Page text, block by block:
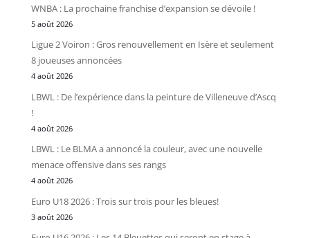
WNBA : La prochaine franchise d’expansion se dévoile !
5 août 2026
Ligue 2 Voiron : Gros renouvellement en Isère et seulement
8 joueuses annoncées
4 août 2026
LBWL : De l’expérience dans la peinture de Villeneuve d’Ascq
!
4 août 2026
LBWL : Le BLMA a annoncé la couleur, avec une nouvelle
menace offensive dans ses rangs
4 août 2026
Euro U18 2026 : Trois sur trois pour les bleues!
3 août 2026